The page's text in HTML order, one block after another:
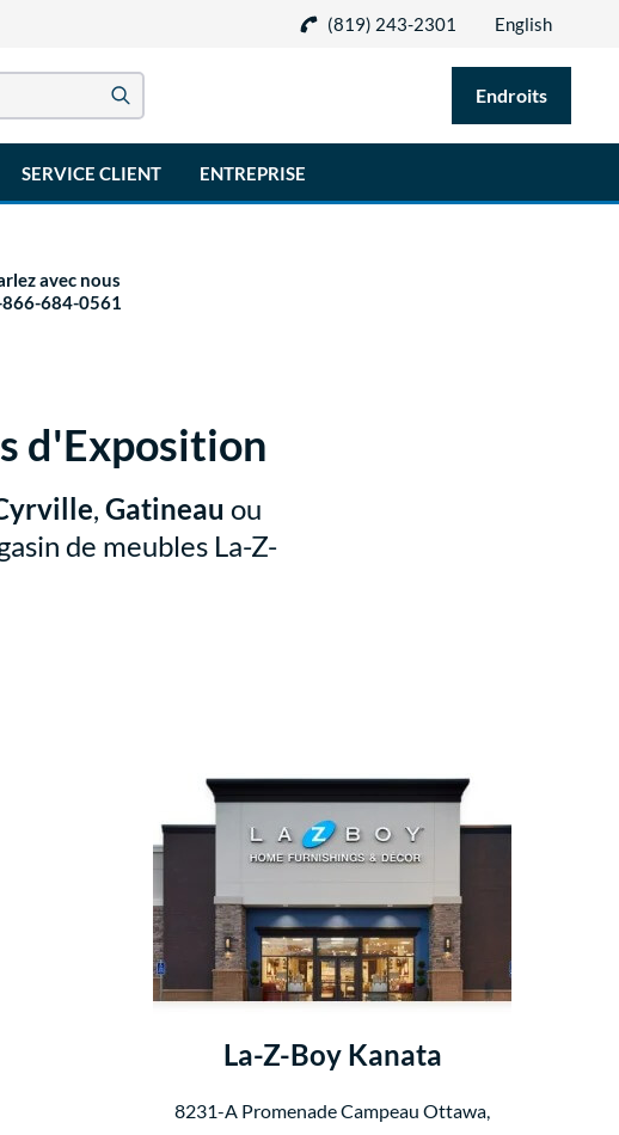
(819) 243-2301 English
Endroits
SERVICE CLIENT ENTREPRISE
avec nous
684-0561
d'Exposition
, Gatineau ou
de meubles La-Z-
La-Z-Boy Kanata
8231-A Promenade Campeau Ottawa,